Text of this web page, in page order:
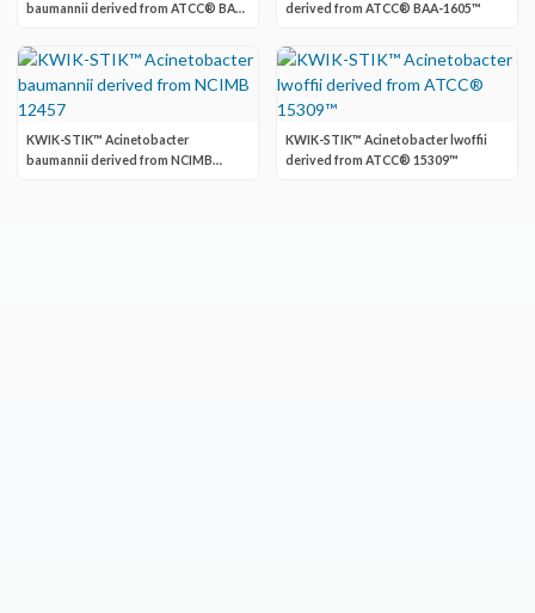
baumannii derived from ATCC® BAA-
derived from ATCC® BAA-1605™
KWIK-STIK™ Acinetobacter
baumannii derived from NCIMB
KWIK-STIK™ Acinetobacter lwoffii
derived from ATCC® 15309™